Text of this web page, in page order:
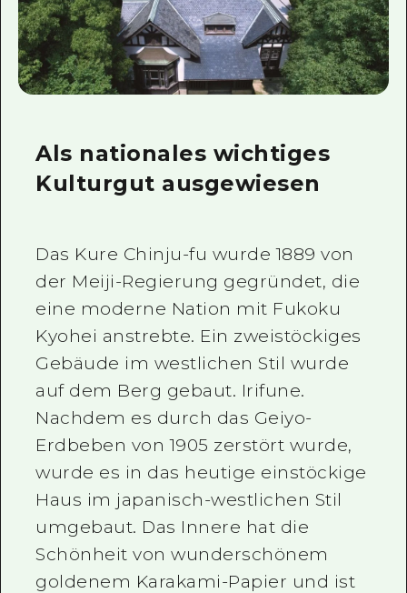
Als nationales wichtiges
Kulturgut ausgewiesen
Das Kure Chinju-fu wurde 1889 von
der Meiji-Regierung gegründet, die
eine moderne Nation mit Fukoku
Kyohei anstrebte. Ein zweistöckiges
Gebäude im westlichen Stil wurde
auf dem Berg gebaut. Irifune.
Nachdem es durch das Geiyo-
Erdbeben von 1905 zerstört wurde,
wurde es in das heutige einstöckige
Haus im japanisch-westlichen Stil
umgebaut. Das Innere hat die
Schönheit von wunderschönem
goldenem Karakami-Papier und ist